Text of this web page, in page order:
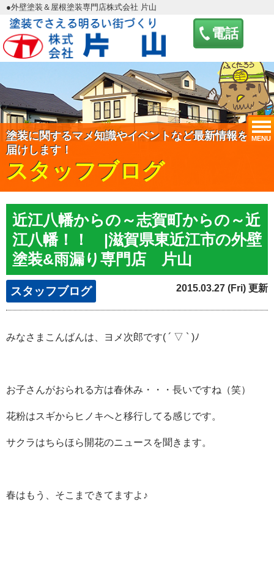
電話
MENU
●外壁塗装＆屋根塗装専門店株式会社 片山
塗装に関するマメ知識やイベントなど最新情報をお
届けします！
スタッフブログ
近江八幡からの～志賀町からの～近
江八幡！！ |滋賀県東近江市の外壁
塗装&雨漏り専門店 片山
スタッフブログ 2015.03.27 (Fri) 更新
みなさまこんばんは、ヨメ次郎です( ´ ▽ ` )ﾉ
お子さんがおられる方は春休み・・・長いですね（笑）
花粉はスギからヒノキへと移行してる感じです。
サクラはちらほら開花のニュースを聞きます。
春はもう、そこまできてますよ♪